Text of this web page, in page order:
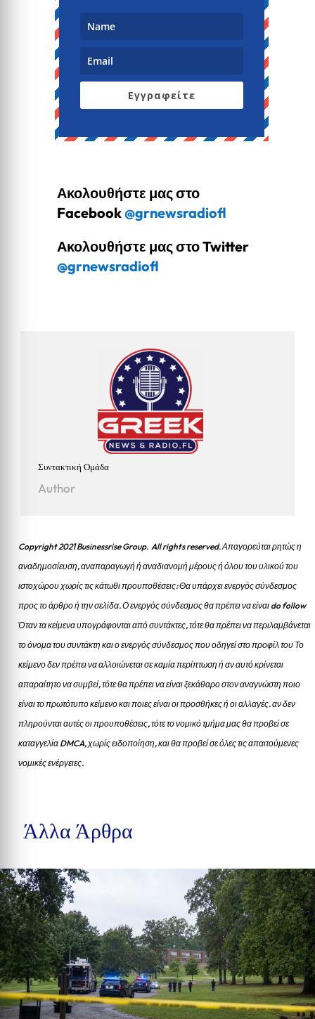
Εγγραφείτε
Ακολουθήστε μας στο
Facebook@grnewsradiofl
Ακολουθήστε μας στο Twitter
@grnewsradiofl
Συντακτική Ομάδα
Author
Copyright 2021 Businessrise Group. All rights reserved. Απαγορεύται ρητώς η
αναδημοσίευση, αναπαραγωγή ή αναδιανομή μέρους ή όλου του υλικού του
ιστοχώρου χωρίς τις κάτωθι προυποθέσεις: Θα υπάρχει ενεργός σύνδεσμος
προς το άρθρο ή την σελίδα.Ο ενεργός σύνδεσμος θα πρέπει να είναι do follow
Όταν τα κείμενα υπογράφονται από συντάκτες, τότε θα πρέπει να περιλαμβάνεται
το όνομα του συντάκτη και ο ενεργός σύνδεσμος που οδηγεί στο προφίλ του Το
κείμενο δεν πρέπει να αλλοιώνεται σε καμία περίπτωση ή αν αυτό κρίνεται
απαραίτητο να συμβεί, τότε θα πρέπει να είναι ξεκάθαρο στον αναγνώστη ποιο
είναι το πρωτότυπο κείμενο και ποιες είναι οι προσθήκες ή οι αλλαγές. αν δεν
πληρούνται αυτές οι προυποθέσεις, τότε το νομικό τμήμα μας θα προβεί σε
καταγγελία DMCA, χωρίς ειδοποίηση, και θα προβεί σε όλες τις απαιτούμενες
νομικές ενέργειες.
Άλλα Άρθρα